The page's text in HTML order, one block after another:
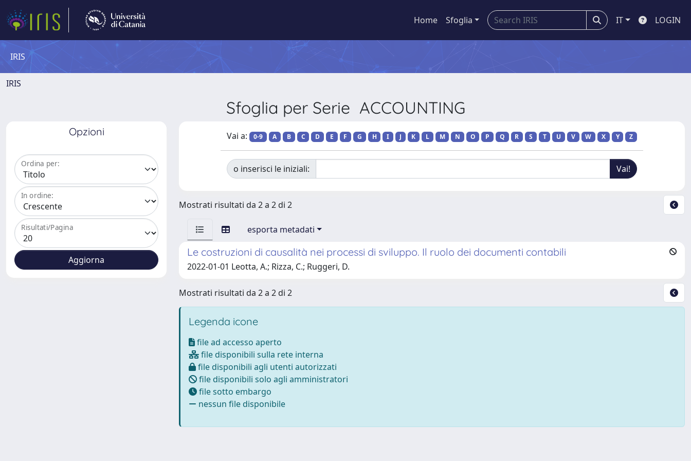
Home Sfoglia IT LOGIN
IRIS
IRIS
Sfoglia per Serie ACCOUNTING
Opzioni
Ordina per:
In ordine:
Risultati/Pagina
Vai a: 0-9 A B C D E F G H I J K L M N O P Q R S T U V W X Y Z
o inserisci le iniziali:
Mostrati risultati da 2 a 2 di 2
esporta metadati
Le costruzioni di causalità nei processi di sviluppo. Il ruolo dei documenti contabili
2022-01-01 Leotta, A.; Rizza, C.; Ruggeri, D.
Mostrati risultati da 2 a 2 di 2
Legenda icone
file ad accesso aperto
file disponibili sulla rete interna
file disponibili agli utenti autorizzati
file disponibili solo agli amministratori
file sotto embargo
nessun file disponibile